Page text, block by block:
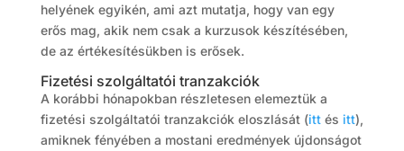
helyének egyikén, ami azt mutatja, hogy van egy
erős mag, akik nem csak a kurzusok készítésében,
de az értékesítésükben is erősek.
Fizetési szolgáltatói tranzakciók
A korábbi hónapokban részletesen elemeztük a
fizetési szolgáltatói tranzakciók eloszlását (ittés itt),
amiknek fényében a mostani eredmények újdonságot